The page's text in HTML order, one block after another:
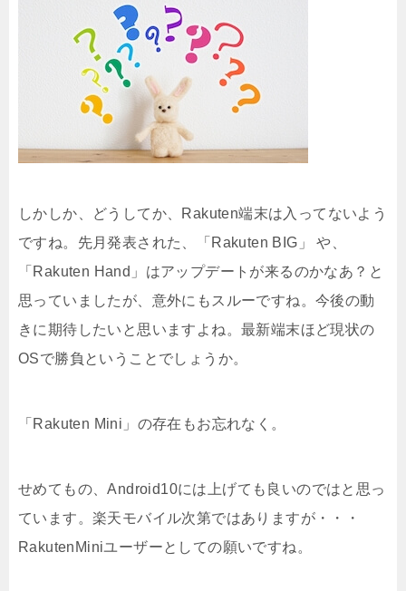
しかしか、どうしてか、Rakuten端末は入ってないよう
ですね。先月発表された、「Rakuten BIG」 や、
「Rakuten Hand」はアップデートが来るのかなあ？と
思っていましたが、意外にもスルーですね。今後の動
きに期待したいと思いますよね。最新端末ほど現状の
OSで勝負ということでしょうか。
「Rakuten Mini」の存在もお忘れなく。
せめてもの、Android10には上げても良いのではと思っ
ています。楽天モバイル次第ではありますが・・・
RakutenMiniユーザーとしての願いですね。